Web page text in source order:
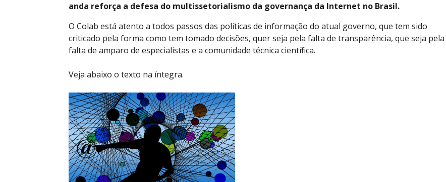
anda reforça a defesa do multissetorialismo da governança da Internet no Brasil.
O Colab está atento a todos passos das políticas de informação do atual governo, que tem sido
criticado pela forma como tem tomado decisões, quer seja pela falta de transparência, que seja pela
falta de amparo de especialistas e a comunidade técnica científica.
Veja abaixo o texto na íntegra.